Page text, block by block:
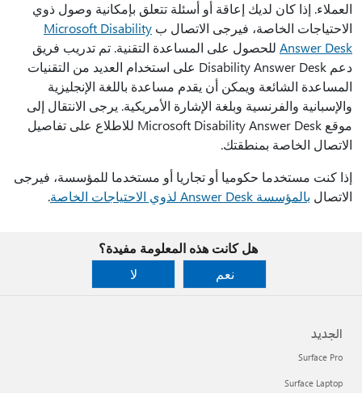
العملاء. إذا كان لديك إعاقة أو أسئلة تتعلق بإمكانية وصول ذوي
الاحتياجات الخاصة، فيرجى الاتصال ب Microsoft Disability
Answer Desk للحصول على المساعدة التقنية. تم تدريب فريق
دعم Disability Answer Desk على استخدام العديد من التقنيات
المساعدة الشائعة ويمكن أن يقدم مساعدة باللغة الإنجليزية
والإسبانية والفرنسية وبلغة الإشارة الأمريكية. يرجى الانتقال إلى
موقع Microsoft Disability Answer Desk للاطلاع على تفاصيل
الاتصال الخاصة بمنطقتك.
إذا كنت مستخدما حكوميا أو تجاريا أو مستخدما للمؤسسة، فيرجى
الاتصال بالمؤسسة Answer Desk لذوي الاحتياجات الخاصة .
هل كانت هذه المعلومة مفيدة؟
نعم
لا
الجديد
Surface Pro
Surface Laptop